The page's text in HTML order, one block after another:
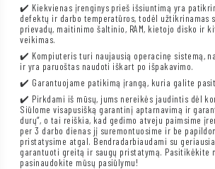
✔️ Kiekvienas įrenginys prieš išsiuntimą yra
defektų ir darbo temperatūros, todėl užtikrinamas
prievadų, maitinimo šaltinio, RAM, kietojo disko ir
veikimas.
✔️ Kompiuteris turi naujausią operacinę sistemą,
ir yra paruoštas naudoti iškart po išpakavimo.
✔️ Garantuojame patikimą įrangą, kuria galite
✔️ Pirkdami iš mūsų, jums nereikės jaudintis dėl
Siūlome visapusišką garantinį aptarnavimą ir
durų“, o tai reiškia, kad gedimo atveju paimsime
per 3 darbo dienas jį suremontuosime ir be
pristatysime atgal. Bendradarbiaudami su
garantuoti greitą ir saugų pristatymą. Pasitikėkite
pasinaudokite mūsų pasiūlymu!